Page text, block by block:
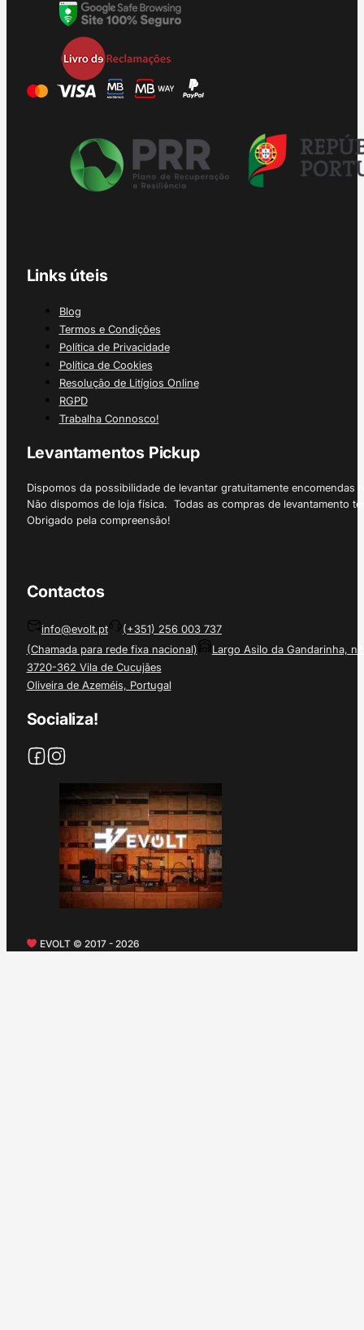
Links úteis
Blog
Termos e Condições
Política de Privacidade
Política de Cookies
Resolução de Litígios Online
RGPD
Trabalha Connosco!
Levantamentos Pickup
Dispomos da possibilidade de levantar gratuitamente
Não dispomos de loja física. Todas as compras de levantamento
Obrigado pela compreensão!
Contactos
info@evolt.pt
(+351) 256 003 737
(Chamada para rede fixa nacional)
Largo Asilo da Gandarinha, nº
3720-362 Vila de Cucujães
Oliveira de Azeméis, Portugal
Socializa!
EVOLT © 2017 - 2026